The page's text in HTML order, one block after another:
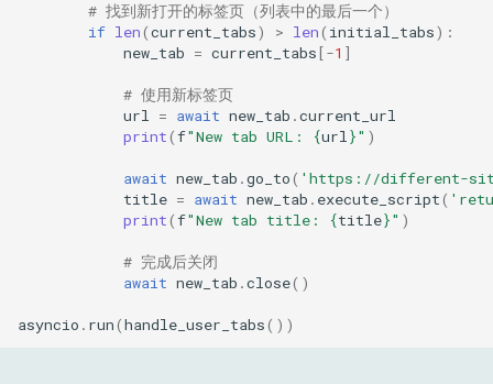
# 找到新打开的标签页（列表中的最后一个）
if len(current_tabs) > len( initial_tabs):
new_tab = current_tabs[-1 ]
# 使用新标签页
url = await new_tab .current_url
print(f"New tab URL: {url}" )
await new_tab .go_to( 'https://different-
title = await new_tab . execute_script(
print(f"New tab title: {title}" )
# 完成后关闭
await new_tab .close()
asyncio . run(handle_user_tabs())